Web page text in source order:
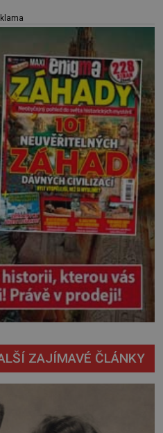
[…]
dlažbou. Muž, který ji z
ji údajně poznává, jenže
má být v tu chvíli mrtvá celé
Kisiljevo v
Srbsku má s upíry
účty. […]
ZAJÍMAVÉ ČLÁNKY